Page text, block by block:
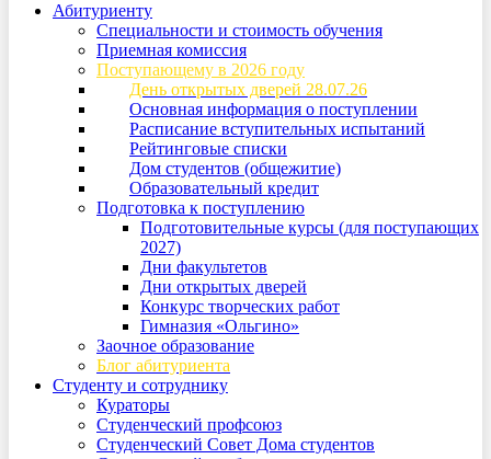
Абитуриенту
Специальности и стоимость обучения
Приемная комиссия
Поступающему в 2026 году
День открытых дверей 28.07.26
Основная информация о поступлении
Расписание вступительных испытаний
Рейтинговые списки
Дом студентов (общежитие)
Образовательный кредит
Подготовка к поступлению
Подготовительные курсы (для поступающих
2027)
Дни факультетов
Дни открытых дверей
Конкурс творческих работ
Гимназия «Ольгино»
Заочное образование
Блог абитуриента
Студенту и сотруднику
Кураторы
Студенческий профсоюз
Студенческий Совет Дома студентов